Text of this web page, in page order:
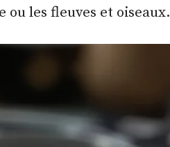
ou les fleuves et oiseaux.